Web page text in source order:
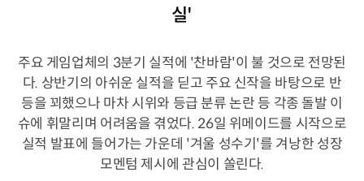
실'
주요 게임업체의 3분기 실적에 '찬바람'이 불 것으로 전망된
다. 상반기의 아쉬운 실적을 딛고 주요 신작을 바탕으로 반
등을 꾀했으나 마차 시위와 등급 분류 논란 등 각종 돌발 이
슈에 휘말리며 어려움을 겪었다. 26일 위메이드를 시작으로
실적 발표에 들어가는 가운데 '겨울 성수기'를 겨낭한 성장
모멘텀 제시에 관심이 쏠린다.